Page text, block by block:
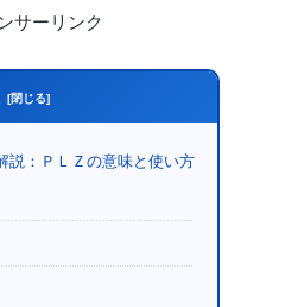
サーリンク
説：ＰＬＺの意味と使い方